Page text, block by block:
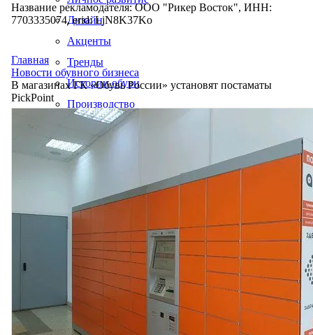
Дизайн
Акценты
Тренды
Истории обуви
Производство
Название рекламодателя: ООО "Рикер Восток", ИНН:
7703335074, erid: LjN8K37Ko
Главная
Новости обувного бизнеса
В магазинах ГК «Обувь России» установят постаматы
PickPoint